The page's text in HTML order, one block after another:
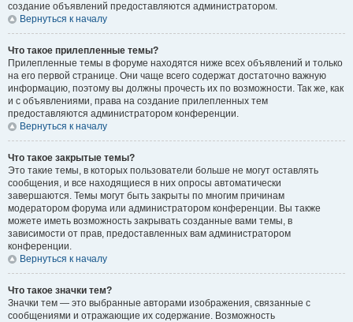
создание объявлений предоставляются администратором.
Вернуться к началу
Что такое прилепленные темы?
Прилепленные темы в форуме находятся ниже всех объявлений и только
на его первой странице. Они чаще всего содержат достаточно важную
информацию, поэтому вы должны прочесть их по возможности. Так же, как
и с объявлениями, права на создание прилепленных тем
предоставляются администратором конференции.
Вернуться к началу
Что такое закрытые темы?
Это такие темы, в которых пользователи больше не могут оставлять
сообщения, и все находящиеся в них опросы автоматически
завершаются. Темы могут быть закрыты по многим причинам
модератором форума или администратором конференции. Вы также
можете иметь возможность закрывать созданные вами темы, в
зависимости от прав, предоставленных вам администратором
конференции.
Вернуться к началу
Что такое значки тем?
Значки тем — это выбранные авторами изображения, связанные с
сообщениями и отражающие их содержание. Возможность